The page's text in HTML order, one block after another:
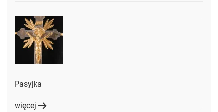
Pasyjka
więcej